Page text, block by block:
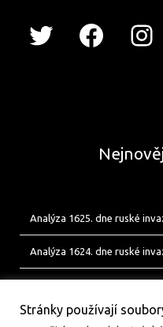
Analýza 1625. dne ruské
Analýza 1624. dne ruské
Stránky používají